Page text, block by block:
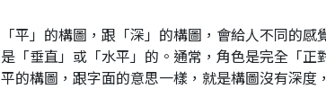
「平」的構圖，跟「深」的構圖，會給人不同的
是「垂直」或「水平」的。通常，角色是完全「正
平的構圖，跟字面的意思一樣，就是構圖沒有深度